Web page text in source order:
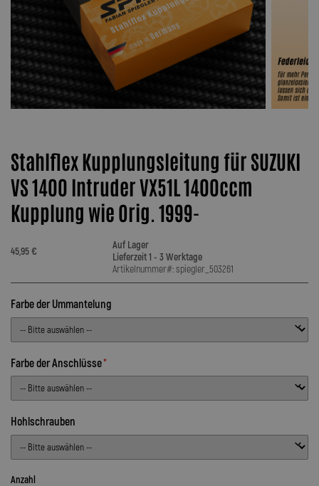
Stahlflex Kupplungsleitung für SUZUKI
VS 1400 Intruder VX51L 1400ccm
Kupplung wie Orig. 1999-
45,95 €
Auf Lager
Lieferzeit 1 - 3 Werktage
Artikelnummer#: spiegler_503261
Farbe der Ummantelung
Farbe der Anschlüsse
Hohlschrauben
Anzahl